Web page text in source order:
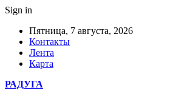
Sign in
Пятница, 7 августа, 2026
Контакты
Лента
Карта
РАДУГА